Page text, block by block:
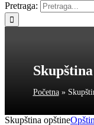
Pretraga:
Početna»
Skupština opštine